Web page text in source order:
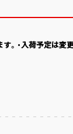
。・入荷予定は変